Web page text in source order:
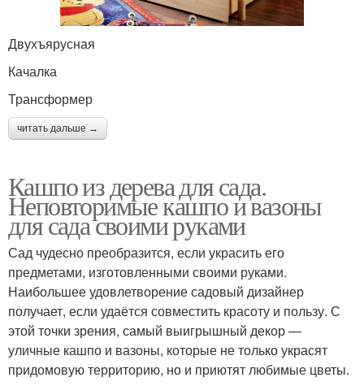
Двухъярусная
Качалка
Трансформер
читать дальше →
Кашпо из дерева для сада.
Неповторимые кашпо и вазоны
для сада своими руками
Сад чудесно преобразится, если украсить его
предметами, изготовленными своими руками.
Наибольшее удовлетворение садовый дизайнер
получает, если удаётся совместить красоту и пользу. С
этой точки зрения, самый выигрышный декор —
уличные кашпо и вазоны, которые не только украсят
придомовую территорию, но и приютят любимые цветы.